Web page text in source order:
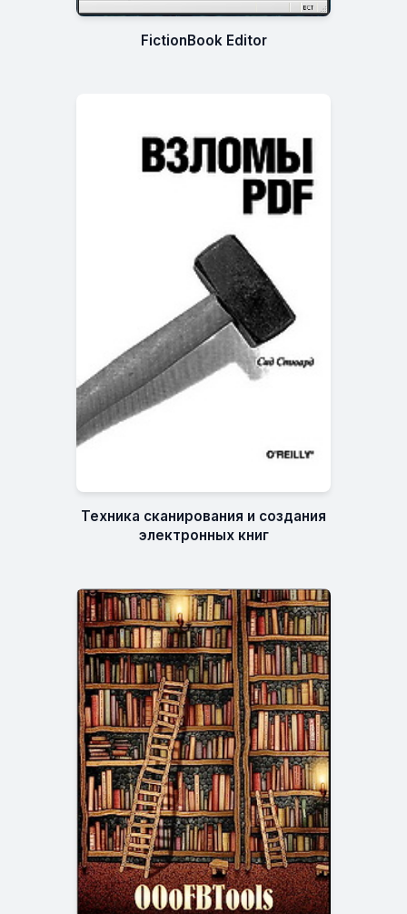
FictionBook Editor
Техника сканирования и создания
электронных книг